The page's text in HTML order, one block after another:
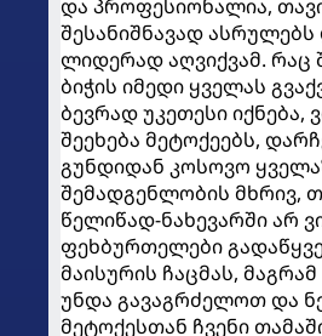
და პროფესიონალია,
შესანიშნავად ასრულებს
ლიდერად აღვიქვამ. რაც
ბიჭის იმედი ყველას
ბევრად უკეთესი იქნება,
შეეხება მეტოქეებს,
გუნდიდან კოსოვო
შემადგენლობის მხრივ,
წელიწად-ნახევარში არ
ფეხბურთელები
მაისურის ჩაცმას, მაგრამ
უნდა გავაგრძელოთ და
მეტოქესთან ჩვენი